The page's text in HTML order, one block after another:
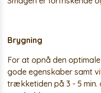
Brygning
For at opnå den
gode egenskaber samt
trækketiden på 3 - 5 min.